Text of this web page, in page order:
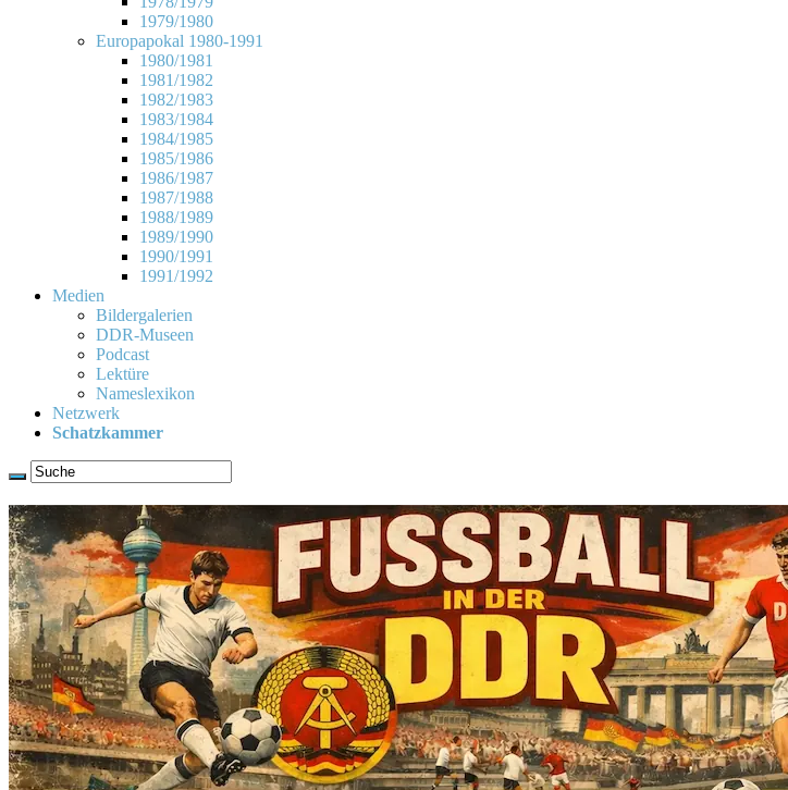
1979/1980
Europapokal 1980-1991
1980/1981
1981/1982
1982/1983
1983/1984
1984/1985
1985/1986
1986/1987
1987/1988
1988/1989
1989/1990
1990/1991
1991/1992
Medien
Bildergalerien
DDR-Museen
Podcast
Lektüre
Nameslexikon
Netzwerk
Schatzkammer